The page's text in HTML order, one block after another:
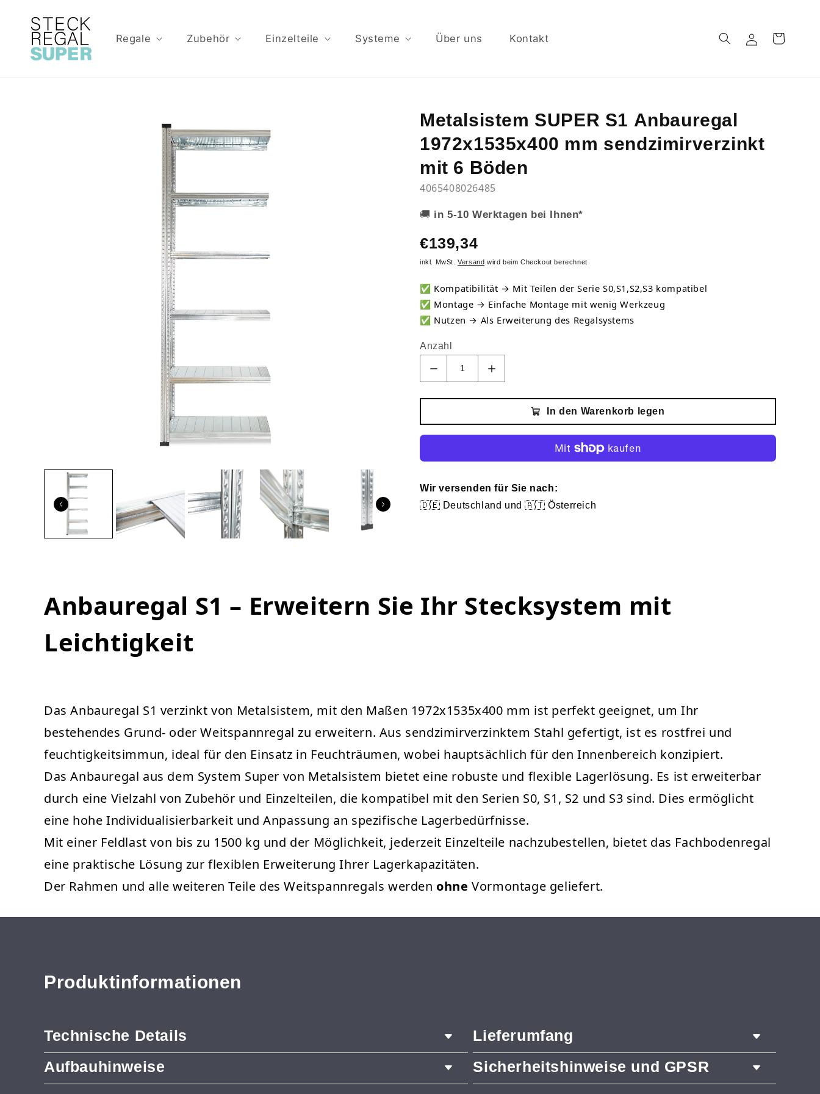
Inhalt
Regale Zubehör Einzelteile Systeme Über uns Kontakt EinloggenWarenkorb
Metalsistem SUPER S1 Anbauregal
1972x1535x400 mm sendzimirverzinkt
mit 6 Böden
4065408026485
🚚 in 5-10 Werktagen bei Ihnen*
€139,34
inkl. MwSt.Versand wird beim Checkout berechnet
✅ Kompatibilität → Mit Teilen der Serie S0,S1,S2,S3 kompatibel
✅ Montage → Einfache Montage mit wenig Werkzeug
✅ Nutzen → Als Erweiterung des Regalsystems
Anzahl
In den Warenkorb legen
Wir versenden für Sie nach:
🇩🇪 Deutschland und 🇦🇹 Österreich
Anbauregal S1 – Erweitern Sie Ihr Stecksystem mit
Leichtigkeit
Das Anbauregal S1 verzinkt von Metalsistem, mit den Maßen 1972x1535x400 mm ist perfekt geeignet, um Ihr
bestehendes Grund- oder Weitspannregal zu erweitern. Aus sendzimirverzinktem Stahl gefertigt, ist es rostfrei und
feuchtigkeitsimmun, ideal für den Einsatz in Feuchträumen, wobei hauptsächlich für den Innenbereich konzipiert.
Das Anbauregal aus dem System Super von Metalsistem bietet eine robuste und flexible Lagerlösung. Es ist erweiterbar
durch eine Vielzahl von Zubehör und Einzelteilen, die kompatibel mit den Serien S0, S1, S2 und S3 sind. Dies ermöglicht
eine hohe Individualisierbarkeit und Anpassung an spezifische Lagerbedürfnisse.
Mit einer Feldlast von bis zu 1500 kg und der Möglichkeit, jederzeit Einzelteile nachzubestellen, bietet das Fachbodenregal
eine praktische Lösung zur flexiblen Erweiterung Ihrer Lagerkapazitäten.
Der Rahmen und alle weiteren Teile des Weitspannregals werden ohne Vormontage geliefert.
Produktinformationen
Technische Details
Produkttyp: Anbauregal
Aufbauhinweise
Lieferumfang
2x Pfosten 1972 mm
Sicherheitshinweise und GPSR